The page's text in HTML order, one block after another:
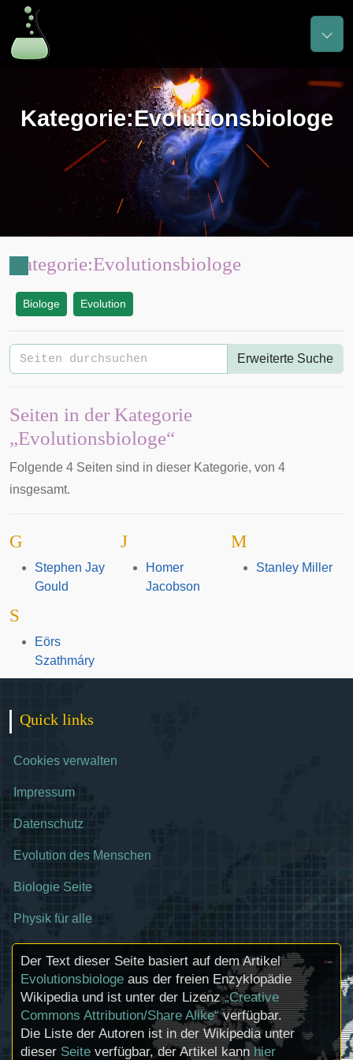
Kategorie:Evolutionsbiologe
Kategorie:Evolutionsbiologe
Biologe Evolution
Erweiterte Suche
Seiten in der Kategorie
„Evolutionsbiologe“
Folgende 4 Seiten sind in dieser Kategorie, von 4
insgesamt.
G
Stephen Jay
Gould
J
Homer
Jacobson
M
Stanley Miller
S
Eörs
Szathmáry
Quick links
Cookies verwalten
Impressum
Datenschutz
Evolution des Menschen
Biologie Seite
Physik für alle
Der Text dieser Seite basiert auf dem Artikel
Evolutionsbiologe aus der freien Enzyklopädie
Wikipedia und ist unter der Lizenz„Creative
Commons Attribution/Share Alike“verfügbar.
Die Liste der Autoren ist in der Wikipedia unter
dieser Seite verfügbar, der Artikel kannhier